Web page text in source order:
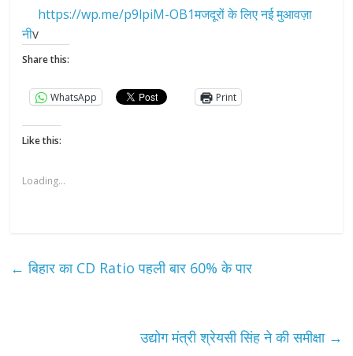
https://wp.me/p9lpiM-OB1मजदूरों के लिए नई मुआवज़ा
नीv
Share this:
WhatsApp Print
Like this:
Loading...
← बिहार का CD Ratio पहली बार 60% के पार
उद्योग मंत्री श्रेयसी सिंह ने की समीक्षा →